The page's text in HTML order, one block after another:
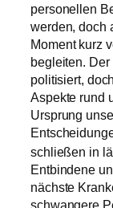
personellen
werden, doch
Moment kurz
begleiten.
politisiert,
Aspekte rund
Ursprung
schließen in
Entbindene
nächste
schwangere